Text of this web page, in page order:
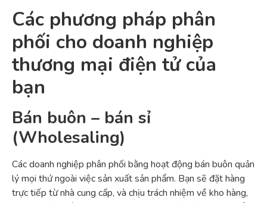
Các phương pháp phân
phối cho doanh nghiệp
thương mại điện tử của
bạn
Bán buôn – bán sỉ
(Wholesaling)
Các doanh nghiệp phân phối bằng hoạt động bán buôn quản
lý mọi thứ ngoài việc sản xuất sản phẩm. Bạn sẽ đặt hàng
trực tiếp từ nhà cung cấp, và chịu trách nhiệm về kho hàng,